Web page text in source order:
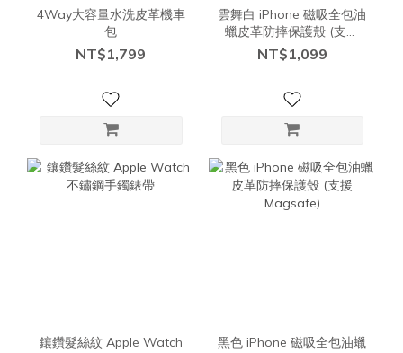
4Way大容量水洗皮革機車
包
NT$1,799
雲舞白 iPhone 磁吸全包油
蠟皮革防摔保護殼 (支援
Magsafe)
NT$1,099
鑲鑽髮絲紋 Apple Watch
黑色 iPhone 磁吸全包油蠟